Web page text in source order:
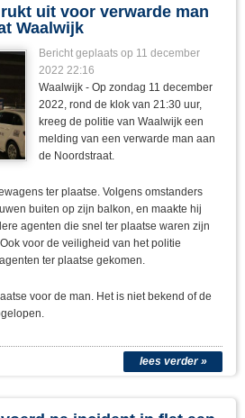
uit voor verwarde man
Waalwijk
Bericht geplaats op 11 december
2022 22:16
Waalwijk - Op zondag 11 december
2022, rond de klok van 21:30 uur,
kreeg de politie van Waalwijk een
melding van een verwarde man aan
de Noordstraat.
ter plaatse. Volgens omstanders
buiten op zijn balkon, en maakte hij
agenten die snel ter plaatse waren zijn
voor de veiligheid van het politie
ter plaatse gekomen.
voor de man. Het is niet bekend of de
lees verder »